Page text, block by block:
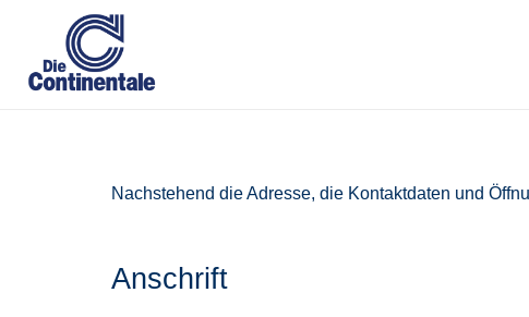
Nachstehend die Adresse, die Kontaktdaten und
Anschrift